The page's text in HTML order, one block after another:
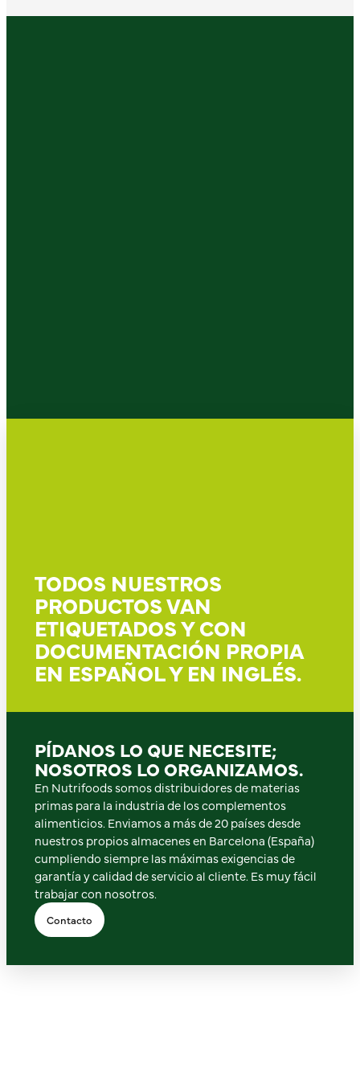
TODOS NUESTROS
PRODUCTOS VAN
ETIQUETADOS Y CON
DOCUMENTACIÓN PROPIA
EN ESPAÑOL Y EN INGLÉS.
PÍDANOS LO QUE NECESITE;
NOSOTROS LO ORGANIZAMOS.
En Nutrifoods somos distribuidores de materias
primas para la industria de los complementos
alimenticios. Enviamos a más de 20 países desde
nuestros propios almacenes en Barcelona (España)
cumpliendo siempre las máximas exigencias de
garantía y calidad de servicio al cliente. Es muy fácil
trabajar con nosotros.
Contacto